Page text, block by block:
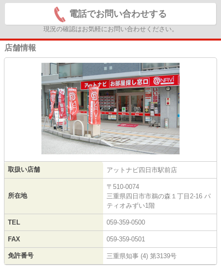
電話でお問い合わせする
現況の確認はお気軽にお問い合わせください。
店舗情報
取扱い店舗 アットナビ四日市駅前店
所在地
〒510-0074
三重県四日市市鵜の森１丁目2-16 パ
ティオみずい1階
TEL 059-359-0500
FAX 059-359-0501
免許番号 三重県知事 (4) 第3139号